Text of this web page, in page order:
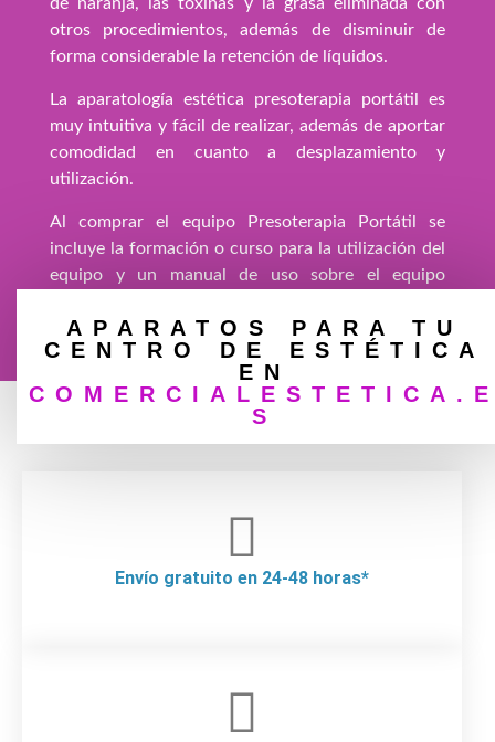
de naranja, las toxinas y la grasa eliminada con
otros procedimientos, además de disminuir de
forma considerable la retención de líquidos.
La aparatología estética presoterapia portátil es
muy intuitiva y fácil de realizar, además de aportar
comodidad en cuanto a desplazamiento y
utilización.
Al comprar el equipo Presoterapia Portátil se
incluye la formación o curso para la utilización del
equipo y un manual de uso sobre el equipo
APARATOS PARA TU
CENTRO DE ESTÉTICA
EN
S
Envío gratuito en 24-48 horas*